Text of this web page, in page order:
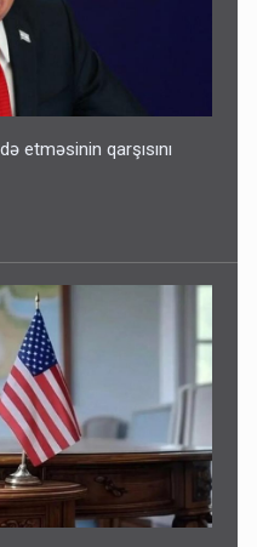
etməsinin qarşısını